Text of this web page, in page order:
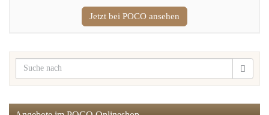
Jetzt bei POCO ansehen